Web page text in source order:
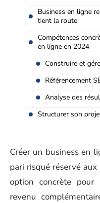
Business en ligne
tient la route
Compétences
en ligne en 2024
Construire et
Référencement
Analyse des
Structurer son
Créer un business en
pari risqué réservé aux
option concrète
revenu